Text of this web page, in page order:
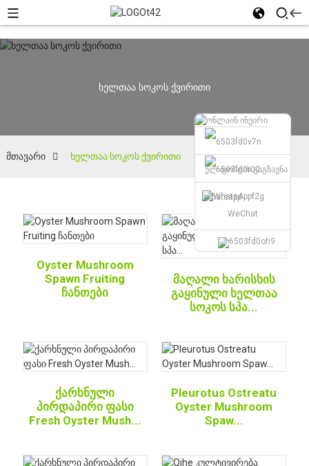
ელ.ფოსტის გაგზავნა
whatsapp
WeChat
ხელთაა სოკოს ქვირითი
მთავარი ხელთაა სოკოს ქვირითი
Oyster Mushroom
Spawn Fruiting
ჩანთები
მაღალი ხარისხის
გაყინული ხელთაა
სოკოს სპა...
ქარხნული
პირდაპირი ფასი
Fresh Oyster Mush...
Pleurotus Ostreatu
Oyster Mushroom
Spaw...